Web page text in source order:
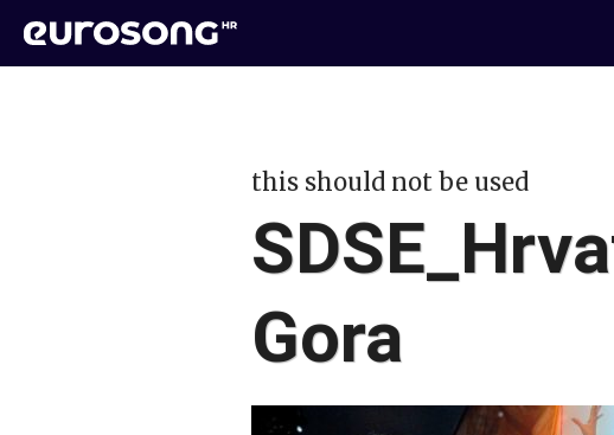
this should not be used
Gora